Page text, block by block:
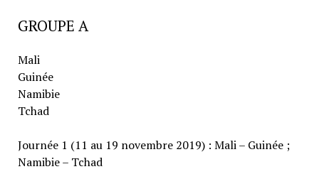
GROUPE A
Mali
Guinée
Namibie
Tchad
Journée 1 (11 au 19 novembre 2019) : Mali – Guinée ;
Namibie – Tchad